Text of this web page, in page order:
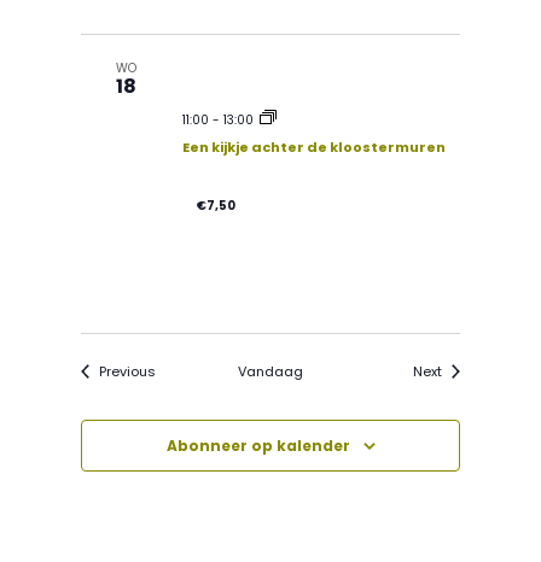
WO
18
11:00 -13:00
Een kijkje achter de kloostermuren
€7,50
Previous EvenementenVandaag NextEvenementen
Abonneer op kalender